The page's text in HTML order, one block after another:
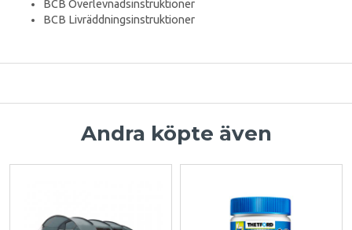
BCB Överlevnadsinstruktioner
BCB Livräddningsinstruktioner
Andra köpte även